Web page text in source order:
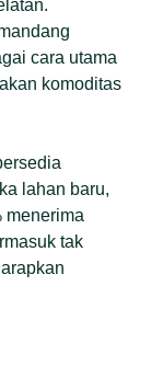
cara utama
komoditas
lahan baru,
menerima
tak